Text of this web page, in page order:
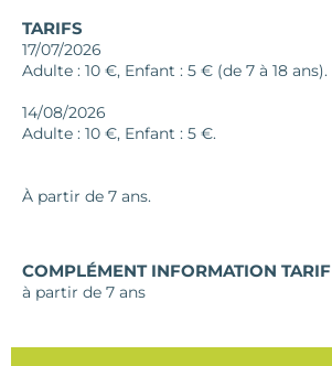
TARIFS
17/07/2026
Adulte : 10 €, Enfant : 5 € (de 7 à 18 ans).
14/08/2026
Adulte : 10 €, Enfant : 5 €.
À partir de 7 ans.
COMPLÉMENT INFORMATION TARIF
à partir de 7 ans